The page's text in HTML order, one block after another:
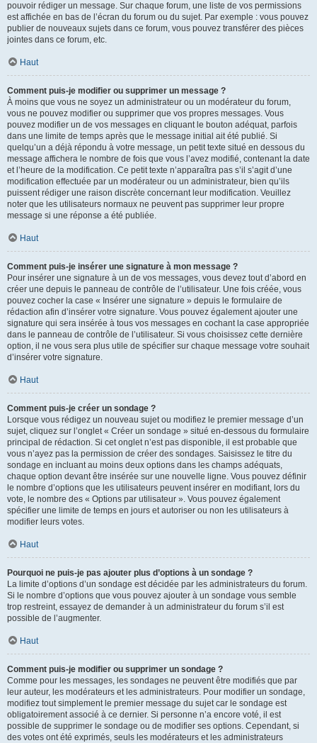
pouvoir rédiger un message. Sur chaque forum, une liste de vos permissions
est affichée en bas de l’écran du forum ou du sujet. Par exemple : vous pouvez
publier de nouveaux sujets dans ce forum, vous pouvez transférer des pièces
jointes dans ce forum, etc.
Haut
Comment puis-je modifier ou supprimer un message ?
À moins que vous ne soyez un administrateur ou un modérateur du forum,
vous ne pouvez modifier ou supprimer que vos propres messages. Vous
pouvez modifier un de vos messages en cliquant le bouton adéquat, parfois
dans une limite de temps après que le message initial ait été publié. Si
quelqu’un a déjà répondu à votre message, un petit texte situé en dessous du
message affichera le nombre de fois que vous l’avez modifié, contenant la date
et l’heure de la modification. Ce petit texte n’apparaîtra pas s’il s’agit d’une
modification effectuée par un modérateur ou un administrateur, bien qu’ils
puissent rédiger une raison discrète concernant leur modification. Veuillez
noter que les utilisateurs normaux ne peuvent pas supprimer leur propre
message si une réponse a été publiée.
Haut
Comment puis-je insérer une signature à mon message ?
Pour insérer une signature à un de vos messages, vous devez tout d’abord en
créer une depuis le panneau de contrôle de l’utilisateur. Une fois créée, vous
pouvez cocher la case « Insérer une signature » depuis le formulaire de
rédaction afin d’insérer votre signature. Vous pouvez également ajouter une
signature qui sera insérée à tous vos messages en cochant la case appropriée
dans le panneau de contrôle de l’utilisateur. Si vous choisissez cette dernière
option, il ne vous sera plus utile de spécifier sur chaque message votre souhait
d’insérer votre signature.
Haut
Comment puis-je créer un sondage ?
Lorsque vous rédigez un nouveau sujet ou modifiez le premier message d’un
sujet, cliquez sur l’onglet « Créer un sondage » situé en-dessous du formulaire
principal de rédaction. Si cet onglet n’est pas disponible, il est probable que
vous n’ayez pas la permission de créer des sondages. Saisissez le titre du
sondage en incluant au moins deux options dans les champs adéquats,
chaque option devant être insérée sur une nouvelle ligne. Vous pouvez définir
le nombre d’options que les utilisateurs peuvent insérer en modifiant, lors du
vote, le nombre des « Options par utilisateur ». Vous pouvez également
spécifier une limite de temps en jours et autoriser ou non les utilisateurs à
modifier leurs votes.
Haut
Pourquoi ne puis-je pas ajouter plus d’options à un sondage ?
La limite d’options d’un sondage est décidée par les administrateurs du forum.
Si le nombre d’options que vous pouvez ajouter à un sondage vous semble
trop restreint, essayez de demander à un administrateur du forum s’il est
possible de l’augmenter.
Haut
Comment puis-je modifier ou supprimer un sondage ?
Comme pour les messages, les sondages ne peuvent être modifiés que par
leur auteur, les modérateurs et les administrateurs. Pour modifier un sondage,
modifiez tout simplement le premier message du sujet car le sondage est
obligatoirement associé à ce dernier. Si personne n’a encore voté, il est
possible de supprimer le sondage ou de modifier ses options. Cependant, si
des votes ont été exprimés, seuls les modérateurs et les administrateurs